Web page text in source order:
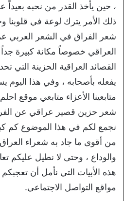
، حين يأخذ القدر من نحبه
ذلك الأمر يترك لوعة في قلوبنا
شعر الفراق في الشعر العربي
العراقي خصوصاً مكانة كبيرة
القصائد العراقية الحزينة التي
يفعله بأصحابه ، وفي هذا اليوم
متابعينا الأعزاء متابعي موقع
شعر حزين قصير عراقي عن
نجمع لكم في هذا الموضوع كم
من أقوى ما جاد به شعراء
والوداع ، وحتى لا نطيل عليكم
هذه الأبيات التي نأمل أن
مواقع التواصل الاجتماعي.